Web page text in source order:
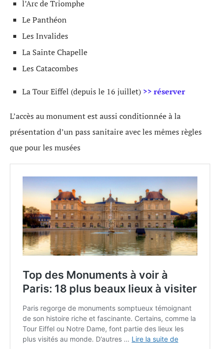
l’Arc de Triomphe
Le Panthéon
Les Invalides
La Sainte Chapelle
Les Catacombes
La Tour Eiffel (depuis le 16 juillet) >> réserver
L’accès au monument est aussi conditionnée à la
présentation d’un pass sanitaire avec les mêmes règles
que pour les musées